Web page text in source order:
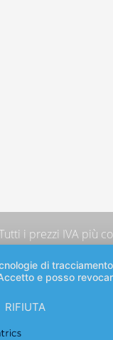
i prezzi IVA più
di
e posso
RIFIUTA